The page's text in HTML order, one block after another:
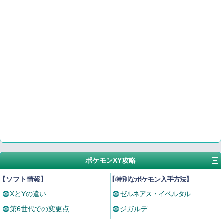
ポケモンXY攻略
ソフト情報】
XとYの違い
第6世代での変更点
【特別なポケモン入手方法】
ゼルネアス・イベルタル
ジガルデ